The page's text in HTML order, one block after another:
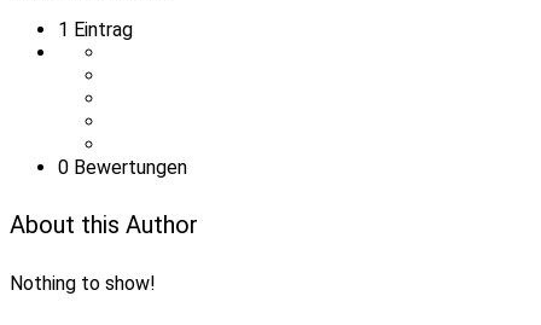
1 Eintrag
0 Bewertungen
About this Author
Nothing to show!